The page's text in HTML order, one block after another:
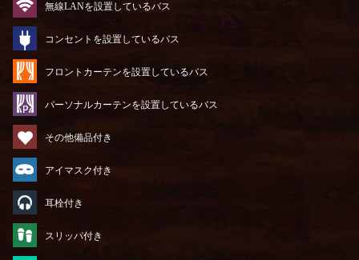
無線LANを設置しているバス
コンセントを設置しているバス
フロントカーテンを設置しているバス
パーソナルカーテンを設置しているバス
その他備品付き
アイマスク付き
耳栓付き
スリッパ付き